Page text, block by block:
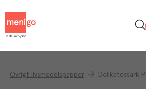
Övrigt livsmedelspapper